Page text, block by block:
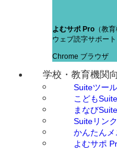
よむサポ Pro （教
ウェブ読字サポート
Chrome ブラウザ
学校・教育機関
Suiteツー
こどもSuite
まなびSuite
Suiteリンク
かんたんメ
よむサポ